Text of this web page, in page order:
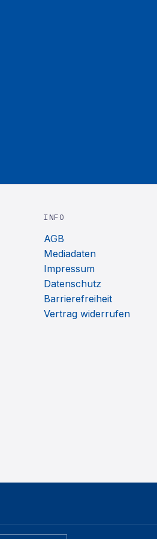
INFO
AGB
Mediadaten
Impressum
Datenschutz
Barrierefreiheit
Vertrag widerrufen